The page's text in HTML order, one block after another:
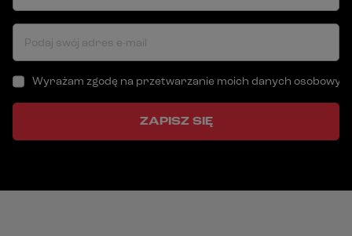
Podaj swój adres e-mail
Wyrażam zgodę na przetwarzanie moich danych
ZAPISZ SIĘ